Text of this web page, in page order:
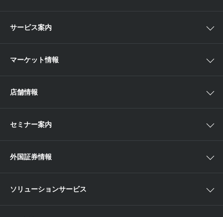
αポート
欧米株
ETF・ETN・REIT
ラップサービス
新商品情報
サービス案内
取引ツール
各種お手続き
便利なサービス
当社サービスのご利用にあたって
マーケット情報
店舗情報
近畿
セミナー案内
外国証券情報
ソリューションサービス